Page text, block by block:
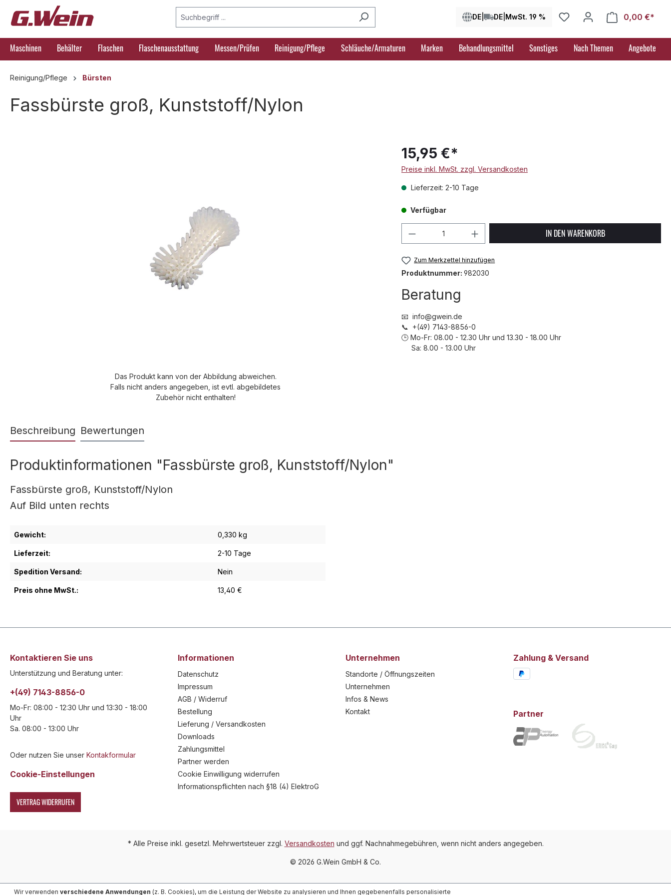
Zur Hauptnavigation springen
DE DE MwSt. 19 % 0,00 €*
Maschinen Behälter Flaschen Flaschenausstattung Messen/Prüfen Reinigung/Pflege Schläuche/Armaturen Marken Behandlungsmittel Sonstiges Nach Themen Angebote
Reinigung/Pflege Bürsten
Fassbürste groß, Kunststoff/Nylon
Das Produkt kann von der Abbildung abweichen.
Falls nicht anders angegeben, ist evtl. abgebildetes
Zubehör nicht enthalten!
15,95 €*
Preise inkl. MwSt. zzgl. Versandkosten
Lieferzeit: 2-10 Tage
Verfügbar
Produkt Anzahl: Gib den gewünschten Wert
IN DEN WARENKORB
Zum Merkzettel hinzufügen
Produktnummer: 982030
Beratung
📧 info@gwein.de
📞 +(49) 7143-8856-0
🕒 Mo-Fr: 08.00 - 12.30 Uhr und 13.30 - 18.00 Uhr
Sa: 8.00 - 13.00 Uhr
Beschreibung Bewertungen
Produktinformationen "Fassbürste groß, Kunststoff/Nylon"
Fassbürste groß, Kunststoff/Nylon
Auf Bild unten rechts
Gewicht: 0,330 kg
Lieferzeit: 2-10 Tage
Spedition Versand: Nein
Preis ohne MwSt.: 13,40 €
Kontaktieren Sie uns
Unterstützung und Beratung unter:
+(49) 7143-8856-0
Mo-Fr: 08:00 - 12:30 Uhr und 13:30 - 18:00
Uhr
Sa. 08:00 - 13:00 Uhr
Oder nutzen Sie unser Kontakformular
Cookie-Einstellungen
VERTRAG WIDERRUFEN
Informationen
Datenschutz
Impressum
AGB / Widerruf
Bestellung
Lieferung / Versandkosten
Downloads
Zahlungsmittel
Partner werden
Cookie Einwilligung widerrufen
Informationspflichten nach §18 (4) ElektroG
Unternehmen
Standorte / Öffnungszeiten
Unternehmen
Infos & News
Kontakt
Zahlung & Versand
Partner
* Alle Preise inkl. gesetzl. Mehrwertsteuer zzgl. Versandkosten und ggf. Nachnahmegebühren, wenn nicht anders angegeben.
© 2026 G.Wein GmbH & Co.
Wir verwenden verschiedene Anwendungen (z. B. Cookies), um die Leistung der Website zu analysieren und Ihnen gegebenenfalls personalisierte